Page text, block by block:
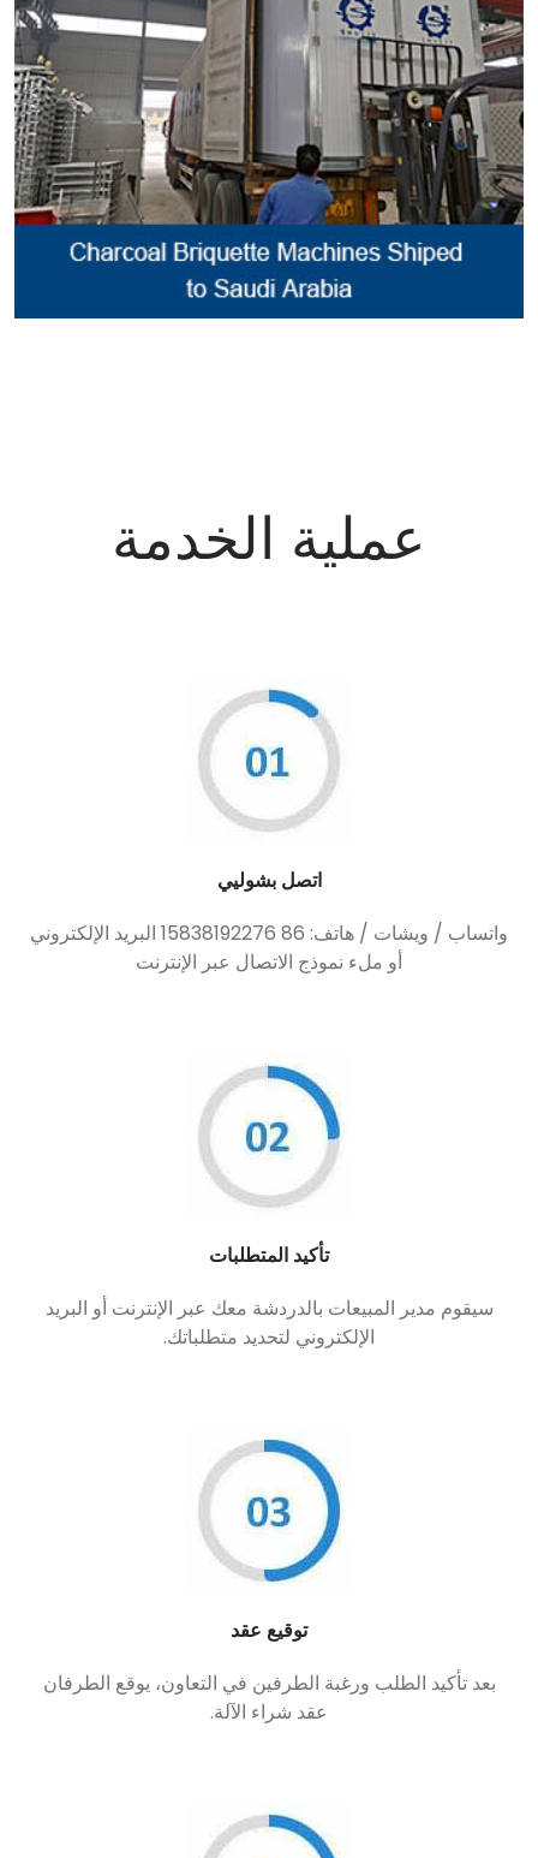
عملية الخدمة
اتصل بشوليي
واتساب / ويشات / هاتف: 86 15838192276 البريد الإلكتروني
أو ملء نموذج الاتصال عبر الإنترنت
تأكيد المتطلبات
سيقوم مدير المبيعات بالدردشة معك عبر الإنترنت أو البريد
الإلكتروني لتحديد متطلباتك.
توقيع عقد
بعد تأكيد الطلب ورغبة الطرفين في التعاون، يوقع الطرفان
عقد شراء الآلة.